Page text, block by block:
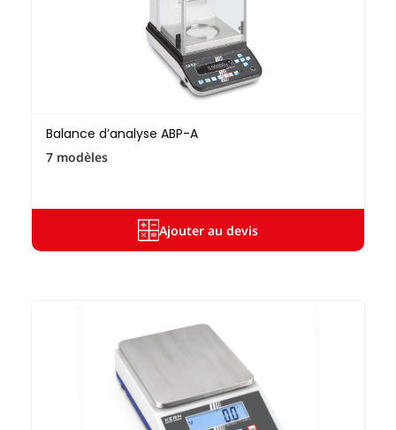
Balance d’analyse ABP-A
7 modèles
Ajouter au devis